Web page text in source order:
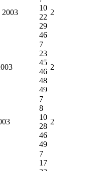
2003
10
22
29
46
2
7
23
45
46
48
49
2
7
8
10
28
46
49
2
7
17